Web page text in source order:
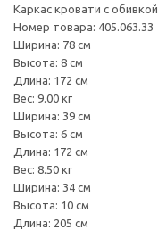
Каркас кровати с обивкой
Номер товара: 405.063.33
Ширина: 78 см
Высота: 8 см
Длина: 172 см
Вес: 9.00 кг
Ширина: 39 см
Высота: 6 см
Длина: 172 см
Вес: 8.50 кг
Ширина: 34 см
Высота: 10 см
Длина: 205 см